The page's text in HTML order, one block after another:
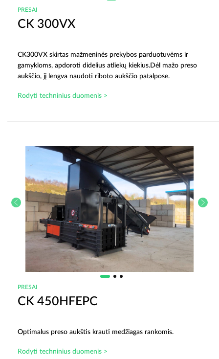
PRESAI
CK 300VX
CK300VX skirtas mažmeninės prekybos parduotuvėms ir
gamykloms, apdoroti didelius atliekų kiekius.Dėl mažo preso
aukščio, jį lengva naudoti riboto aukščio patalpose.
Rodyti techninius duomenis >
PRESAI
CK 450HFEPC
Optimalus preso aukštis krauti medžiagas rankomis.
Rodyti techninius duomenis >